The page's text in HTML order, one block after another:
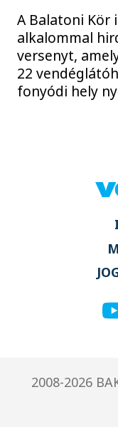
A Balatoni
alkalommal
versenyt,
22
fonyódi hely
2008-2026